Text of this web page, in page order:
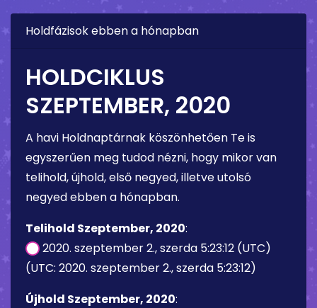
Holdfázisok ebben a hónapban
HOLDCIKLUS
SZEPTEMBER, 2020
A havi Holdnaptárnak köszönhetően Te is
egyszerűen meg tudod nézni, hogy mikor van
telihold, újhold, első negyed, illetve utolsó
negyed ebben a hónapban.
Telihold Szeptember, 2020:
2020. szeptember 2., szerda 5:23:12 (UTC)
(UTC: 2020. szeptember 2., szerda 5:23:12)
Újhold Szeptember, 2020: